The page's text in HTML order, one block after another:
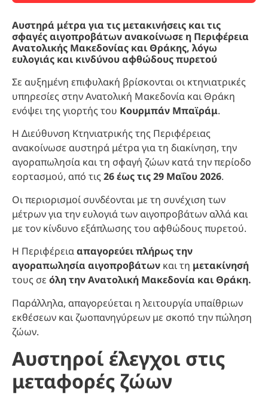
Αυστηρά μέτρα για τις μετακινήσεις και τις
σφαγές αιγοπροβάτων ανακοίνωσε η Περιφέρεια
Ανατολικής Μακεδονίας και Θράκης, λόγω
ευλογιάς και κινδύνου αφθώδους πυρετού
Σε αυξημένη επιφυλακή βρίσκονται οι κτηνιατρικές
υπηρεσίες στην Ανατολική Μακεδονία και Θράκη
ενόψει της γιορτής του Κουρμπάν Μπαϊράμ.
Η Διεύθυνση Κτηνιατρικής της Περιφέρειας
ανακοίνωσε αυστηρά μέτρα για τη διακίνηση, την
αγοραπωλησία και τη σφαγή ζώων κατά την περίοδο
εορτασμού, από τις26 έως τις 29 Μαΐου 2026.
Οι περιορισμοί συνδέονται με τη συνέχιση των
μέτρων για την ευλογιά των αιγοπροβάτων αλλά και
με τον κίνδυνο εξάπλωσης του αφθώδους πυρετού.
Η Περιφέρειααπαγορεύει πλήρως την
αγοραπωλησία αιγοπροβάτων και τη μετακίνησή
τους σε όλη την Ανατολική Μακεδονία και Θράκη.
Παράλληλα, απαγορεύεται η λειτουργία υπαίθριων
εκθέσεων και ζωοπανηγύρεων με σκοπό την πώληση
ζώων.
Αυστηροί έλεγχοι στις
μεταφορές ζώων